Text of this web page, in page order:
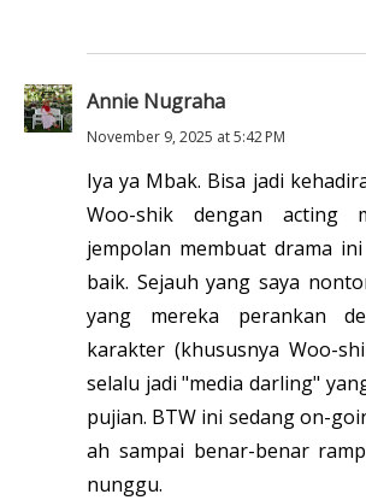
Annie Nugraha
November 9, 2025 at 5:42 PM
Iya ya Mbak. Bisa jadi
Woo-shik dengan acting
jempolan membuat drama
baik. Sejauh yang saya
yang mereka perankan
karakter (khususnya Woo-
selalu jadi "media darling"
pujian. BTW ini sedang on-
ah sampai benar-benar
nunggu.